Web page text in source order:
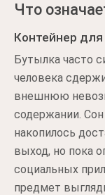
Что
Контейнер
Бутылка часто
человека
внешнюю
содержании.
накопилось
выход, но пока
социальных
предмет